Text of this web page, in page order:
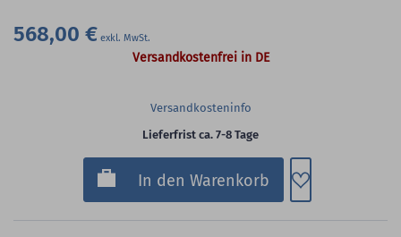
568,00 €
Versandkostenfrei in DE
Versandkosteninfo
Lieferfrist ca. 7-8 Tage
In den Warenkorb Zum